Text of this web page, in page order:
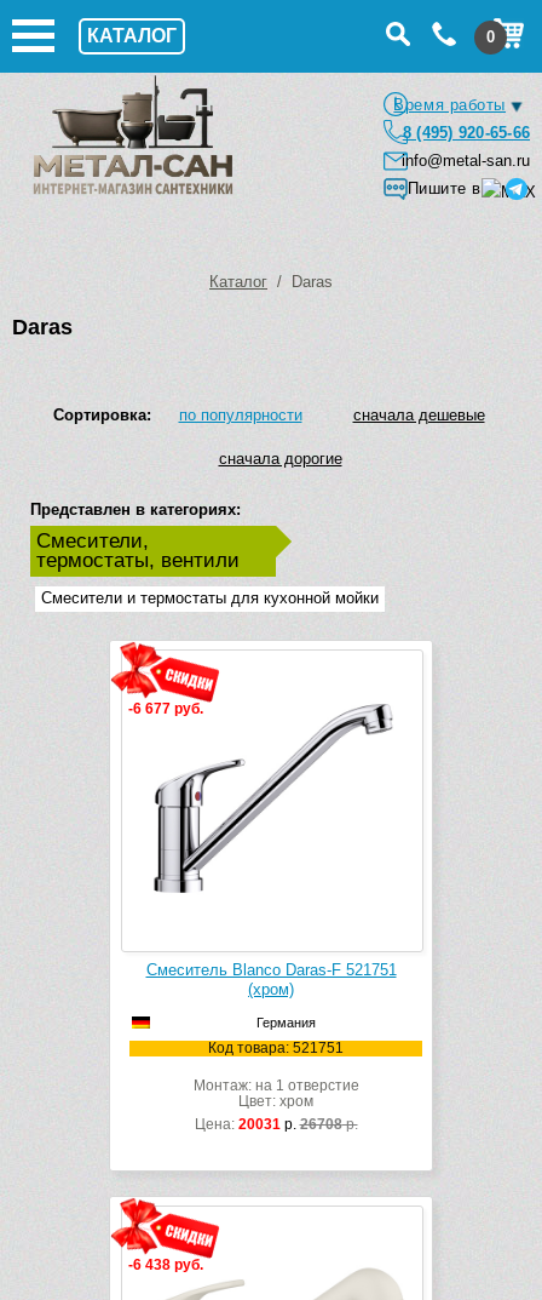
КАТАЛОГ 0
Время работы
8 (495) 920-65-66
info@metal-san.ru
Пишите в
Каталог / Daras
Daras
Сортировка: по популярности сначала дешевые
сначала дорогие
Представлен в категориях:
Смесители,
термостаты, вентили
Смесители и термостаты для кухонной мойки
-6 677 руб.
Смеситель Blanco Daras-F 521751
(хром)
Германия
Код товара: 521751
Монтаж: на 1 отверстие
Цвет: хром
Цена: 20031р.26708р.
-6 438 руб.